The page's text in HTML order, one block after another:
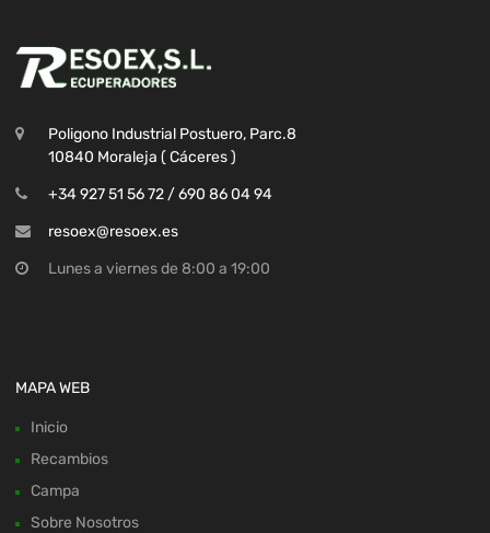
Poligono Industrial Postuero, Parc.8
10840 Moraleja ( Cáceres )
+34 927 51 56 72 / 690 86 04 94
resoex@resoex.es
Lunes a viernes de 8:00 a 19:00
MAPA WEB
Inicio
Recambios
Campa
Sobre Nosotros